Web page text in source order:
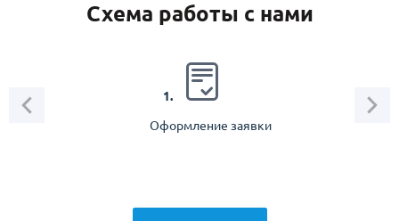
Схема работы с нами
1.
Оформление заявки